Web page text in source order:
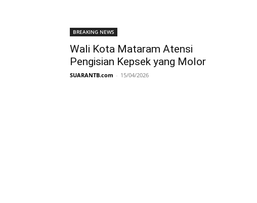
BREAKING NEWS
Wali Kota Mataram Atensi
Pengisian Kepsek yang Molor
SUARANTB.com - 15/04/2026